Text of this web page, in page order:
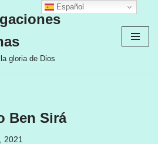
gloria de Dios
Ben Sirá
2021
Español